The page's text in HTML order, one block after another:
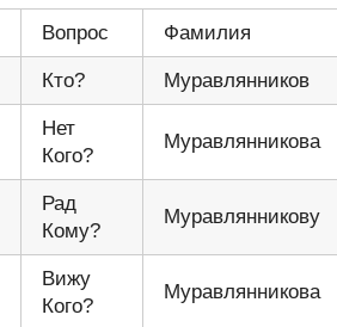
Вопрос Фамилия
Кто? Муравлянников
Нет
Кого?
Муравлянникова
Рад
Кому?
Муравлянникову
Вижу
Кого?
Муравлянникова